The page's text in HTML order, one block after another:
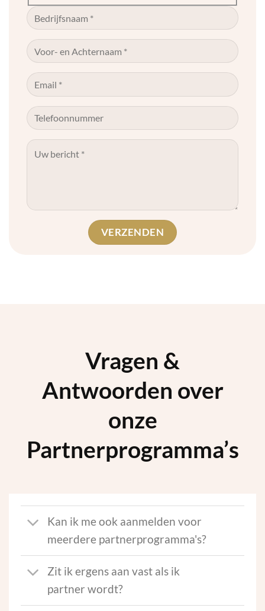
Vragen &
Antwoorden over
onze
Partnerprogramma’s
Kan ik me ook aanmelden voor
meerdere partnerprogramma's?
Zit ik ergens aan vast als ik
partner wordt?